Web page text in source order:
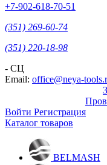
+7-902-618-70-51
(351) 269-60-74
(351) 220-18-98
- СЦ
Email: office@neya-
Войти Регистрация
Каталог товаров
BELMASH